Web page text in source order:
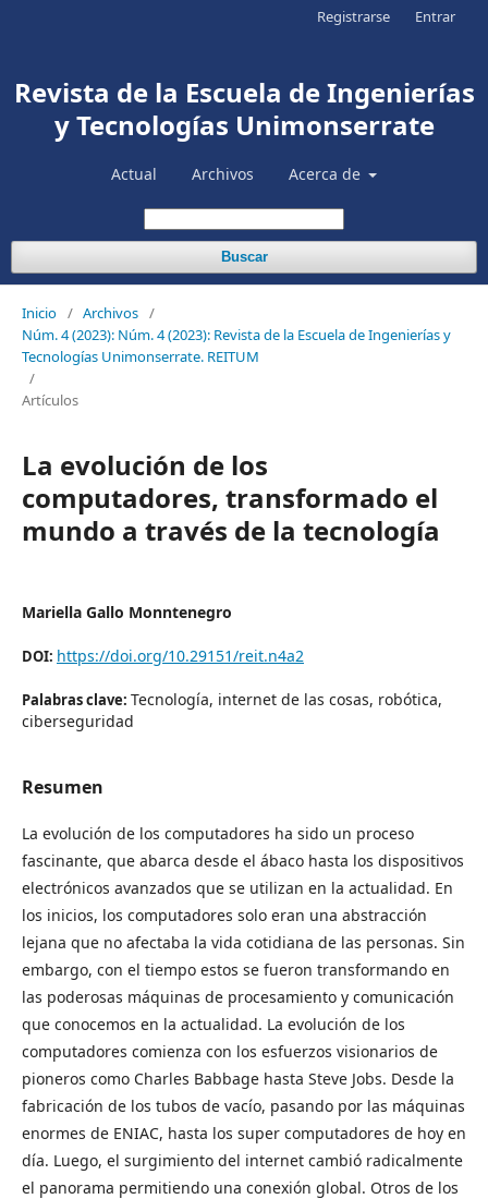
Revista de la Escuela de Ingenierías
y Tecnologías Unimonserrate
Actual Archivos Acerca de
Buscar
Registrarse Entrar
Inicio / Archivos /
Núm. 4 (2023): Núm. 4 (2023): Revista de la Escuela de Ingenierías y
Tecnologías Unimonserrate. REITUM
/
Artículos
La evolución de los
computadores, transformado el
mundo a través de la tecnología
Mariella Gallo Monntenegro
DOI: https://doi.org/10.29151/reit.n4a2
Palabras clave: Tecnología, internet de las cosas, robótica,
ciberseguridad
Resumen
La evolución de los computadores ha sido un proceso
fascinante, que abarca desde el ábaco hasta los dispositivos
electrónicos avanzados que se utilizan en la actualidad. En
los inicios, los computadores solo eran una abstracción
lejana que no afectaba la vida cotidiana de las personas. Sin
embargo, con el tiempo estos se fueron transformando en
las poderosas máquinas de procesamiento y comunicación
que conocemos en la actualidad. La evolución de los
computadores comienza con los esfuerzos visionarios de
pioneros como Charles Babbage hasta Steve Jobs. Desde la
fabricación de los tubos de vacío, pasando por las máquinas
enormes de ENIAC, hasta los super computadores de hoy en
día. Luego, el surgimiento del internet cambió radicalmente
el panorama permitiendo una conexión global. Otros de los